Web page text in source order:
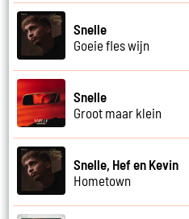
Snelle
Goeie fles wijn
Snelle
Groot maar klein
Snelle, Hef en Kevin
Hometown